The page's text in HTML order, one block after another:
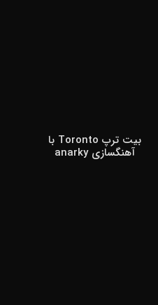
بیت ترپ Toronto با
آهنگسازی anarky